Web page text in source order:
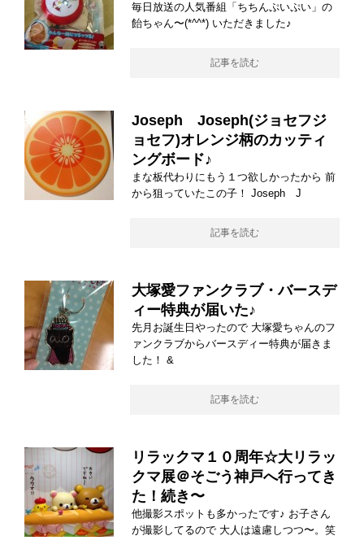
毎日放送の人気番組「ちちんぷいぷい」の
飴ちゃん〜(*^^*) いただきました♪
記事を読む
Joseph Joseph(ジョセフジ
ョセフ)オレンジ柄のカッティ
ングボード♪
まな板代わりにもう１つ欲しかったから 前
から狙っていたこの子！ Joseph J
記事を読む
大塚愛ファンクラブ・バースデ
ィー特典が届いた♪
先月お誕生日やったので 大塚愛ちゃんのフ
ァンクラブからバースディー特典が届きま
した！ &
記事を読む
リラックマ１０周年☆大リラッ
クマ展＠そごう神戸へ行ってき
た！続き〜
他撮影スポットも多かったです♪ お子さん
が撮影してるので 大人は遠慮しつつ〜。笑